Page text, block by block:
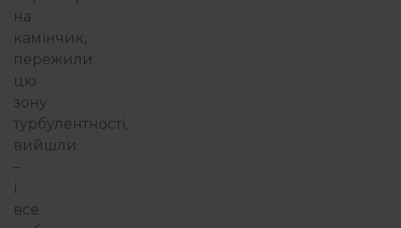
на
камінчик,
пережили
цю
зону
турбулентності,
вийшли
–
і
все